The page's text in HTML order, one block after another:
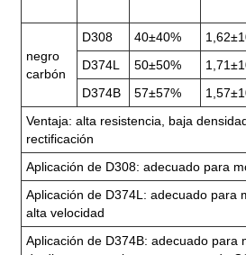
negro
carbón
D308 40±40%
D374L
50±50%
D374B
57±57%
Ventaja: alta resistencia, baja
rectificación
Aplicación de D308: adecuado para
Aplicación de D374L: adecuado para
alta velocidad
Aplicación de D374B: adecuado